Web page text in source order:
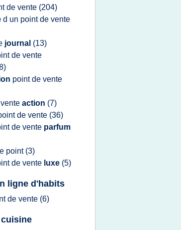
de vente (204)
d un pointde vente
journal (13)
de vente
pointde vente
vente action (7)
de vente (36)
de vente parfum
point (3)
de vente luxe (5)
ligne d'habits
de vente (6)